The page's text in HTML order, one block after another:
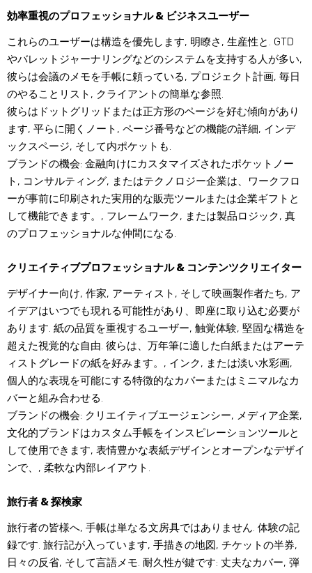
効率重視のプロフェッショナル & ビジネスユーザー
これらのユーザーは構造を優先します, 明瞭さ, 生産性と. GTD
やバレットジャーナリングなどのシステムを支持する人が多い,
彼らは会議のメモを手帳に頼っている, プロジェクト計画, 毎日
のやることリスト, クライアントの簡単な参照.
彼らはドットグリッドまたは正方形のページを好む傾向があり
ます, 平らに開くノート, ページ番号などの機能の詳細, インデ
ックスページ, そして内ポケットも.
ブランドの機会: 金融向けにカスタマイズされたポケットノー
ト, コンサルティング, またはテクノロジー企業は、ワークフロ
ーが事前に印刷された実用的な販売ツールまたは企業ギフトと
して機能できます。, フレームワーク, または製品ロジック, 真
のプロフェッショナルな仲間になる.
クリエイティブプロフェッショナル & コンテンツクリエイター
デザイナー向け, 作家, アーティスト, そして映画製作者たち, ア
イデアはいつでも現れる可能性があり、即座に取り込む必要が
あります. 紙の品質を重視するユーザー, 触覚体験, 堅固な構造を
超えた視覚的な自由. 彼らは、万年筆に適した白紙またはアーテ
ィストグレードの紙を好みます。, インク, または淡い水彩画,
個人的な表現を可能にする特徴的なカバーまたはミニマルなカ
バーと組み合わせる.
ブランドの機会: クリエイティブエージェンシー, メディア企業,
文化的ブランドはカスタム手帳をインスピレーションツールと
して使用できます, 表情豊かな表紙デザインとオープンなデザイ
ンで、, 柔軟な内部レイアウト.
旅行者 & 探検家
旅行者の皆様へ, 手帳は単なる文房具ではありません. 体験の記
録です. 旅行記が入っています, 手描きの地図, チケットの半券,
日々の反省, そして言語メモ. 耐久性が鍵です: 丈夫なカバー, 弾